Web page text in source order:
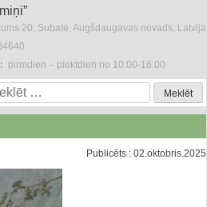
20, Subate, Augšdaugavas novads, Latvija
pirmdien – piektdien no 10:00-16:00
Publicēts : 02.oktobris.2025